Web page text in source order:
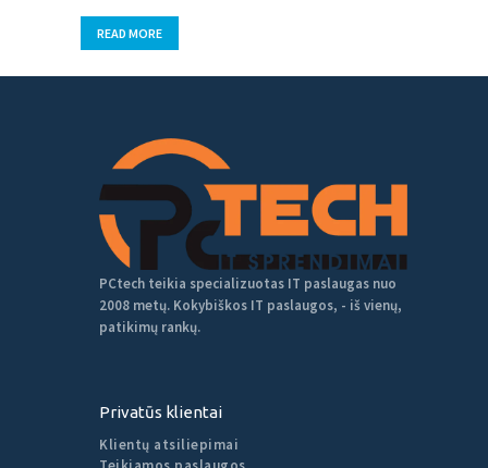
READ MORE
PCtech teikia specializuotas IT paslaugas nuo
2008 metų. Kokybiškos IT paslaugos, - iš vienų,
patikimų rankų.
Privatūs klientai
Klientų atsiliepimai